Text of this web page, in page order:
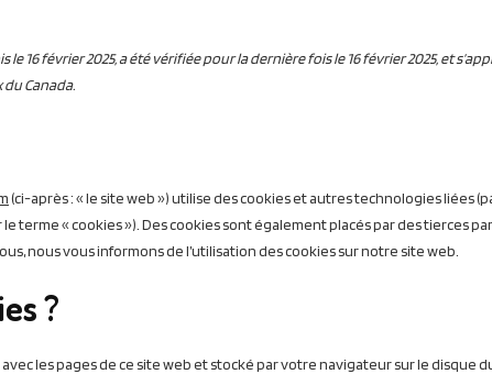
16 février 2025, a été vérifiée pour la dernière fois le 16 février 2025, et
Canada.
(ci-après : « le site web ») utilise des cookies et autres technologies liées
terme « cookies »). Des cookies sont également placés par des tierces
nous vous informons de l’utilisation des cookies sur notre site web.
?
les pages de ce site web et stocké par votre navigateur sur le disque